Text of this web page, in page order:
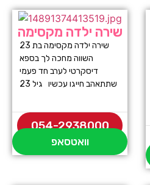
שירה ילדה מקסימה
שירה ילדה מקסימה בת 23
השווה מחכה לך בספא
דיסקרטי לערב חד פעמי
שתתאהב חייגו עכשיו גיל 23
054-2938000
וואטסאפ